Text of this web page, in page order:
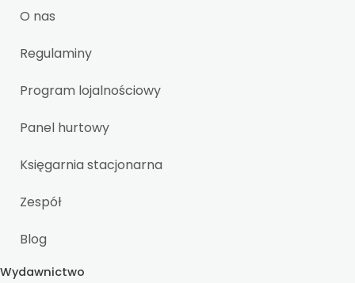
O nas
Regulaminy
Program lojalnościowy
Panel hurtowy
Księgarnia stacjonarna
Zespół
Blog
Wydawnictwo